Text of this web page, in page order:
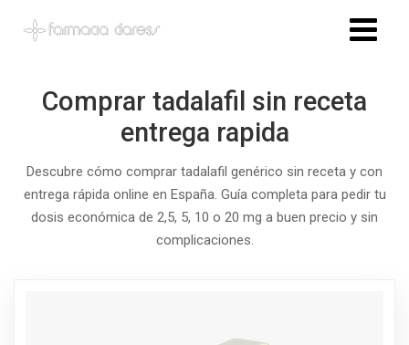
Comprar tadalafil sin receta
entrega rapida
Descubre cómo comprar tadalafil genérico sin receta y con
entrega rápida online en España. Guía completa para pedir tu
dosis económica de 2,5, 5, 10 o 20 mg a buen precio y sin
complicaciones.